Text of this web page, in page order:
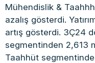
Mühendislik &
azalış gösterdi.
artış gösterdi. 3Ç24
segmentinden 2,613
Taahhüt